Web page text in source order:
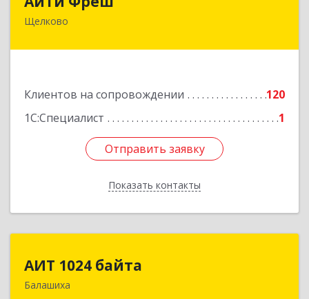
Щелково
Клиентов на сопровождении
120
1С:Специалист
1
Отправить заявку
Показать контакты
141100, Московская обл, Щелково г, Городской
Отправить заявку
Назад
АИТ 1024 байта
Балашиха
143909, Московская обл, Балашиха г, Солнечная